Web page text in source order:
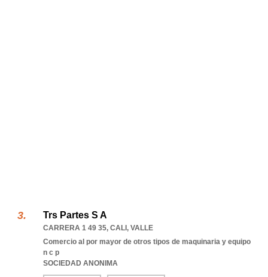
Trs Partes S A
CARRERA 1 49 35, CALI , VALLE
Comercio al por mayor de otros tipos de maquinaria y equipo
n c p
SOCIEDAD ANONIMA